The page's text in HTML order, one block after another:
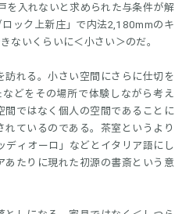
を入れないと求められた与条件が解
ック上新庄」で内法2,180mmのキ
ないくらいに＜小さい＞のだ。
れる。小さい空間にさらに仕切を
どをその場所で体験しながら考え
間ではなく個人の空間であることに
ているのである。茶室というより
ディオーロ」などとイタリア語にし
たりに現れた初源の書斎という意